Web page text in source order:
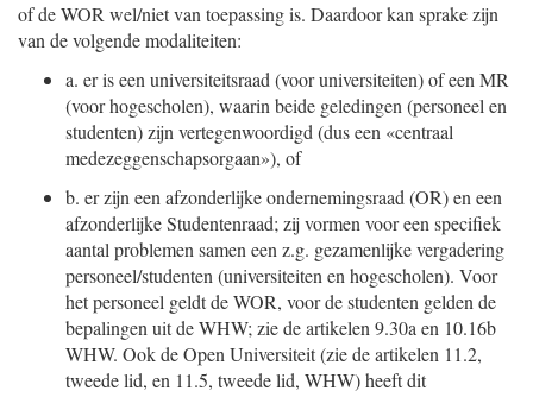
of de WOR wel/niet van toepassing is. Daardoor kan sprake zijn
van de volgende modaliteiten:
a. er is een universiteitsraad (voor universiteiten) of een MR
(voor hogescholen), waarin beide geledingen (personeel en
studenten) zijn vertegenwoordigd (dus een «centraal
medezeggenschapsorgaan»), of
b. er zijn een afzonderlijke ondernemingsraad (OR) en een
afzonderlijke Studentenraad; zij vormen voor een specifiek
aantal problemen samen een z.g. gezamenlijke vergadering
personeel/studenten (universiteiten en hogescholen). Voor
het personeel geldt de WOR, voor de studenten gelden de
bepalingen uit de WHW; zie de artikelen 9.30a en 10.16b
WHW. Ook de Open Universiteit (zie de artikelen 11.2,
tweede lid, en 11.5, tweede lid, WHW) heeft dit